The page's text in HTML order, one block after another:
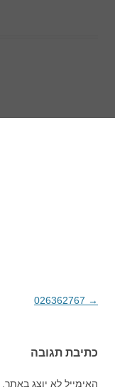
ניווט בפוסטים
→
כתיבת תגובה
האימייל לא יוצג באתר.